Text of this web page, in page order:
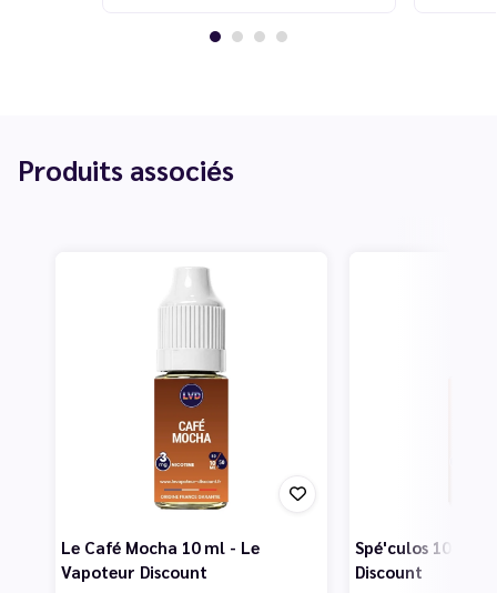
Produits associés
Le Café Mocha 10 ml - Le
Vapoteur Discount
Spé'culos 10 ml -
Discount